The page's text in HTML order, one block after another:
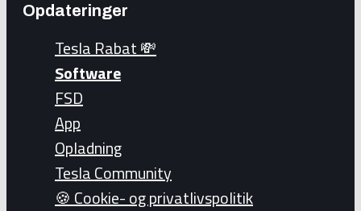
Opdateringer
Tesla Rabat 💸
Software
FSD
App
Opladning
Tesla Community
🍪 Cookie- og privatlivspolitik